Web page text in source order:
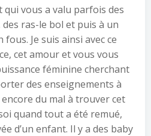
vous a valu parfois des
ras-le bol et puis à un
fous. Je suis ainsi avec ce
cet amour et vous vous
féminine cherchant
des enseignements à
du mal à trouver cet
quand tout a été remué,
d’un enfant. Il y a des baby